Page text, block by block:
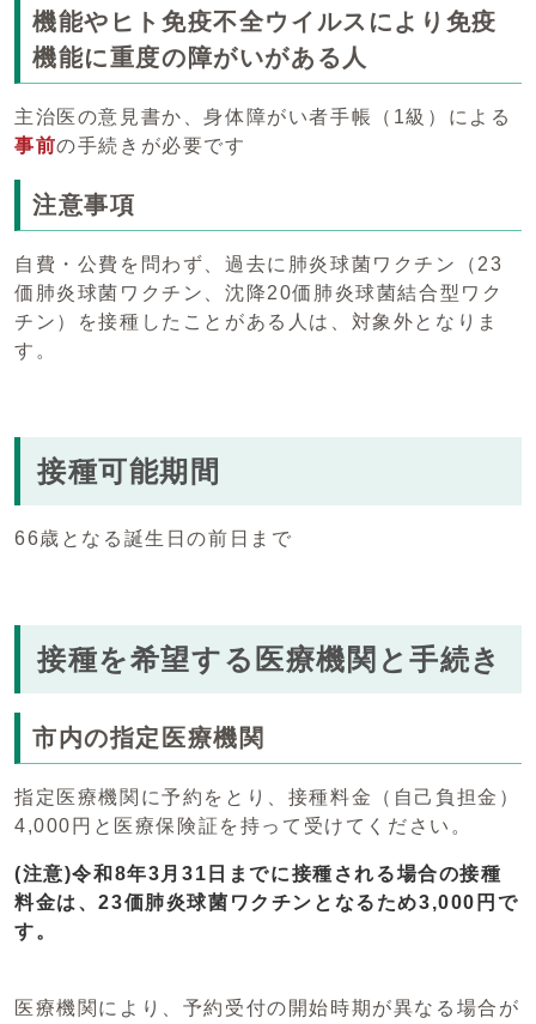
機能やヒト免疫不全ウイルスにより免疫
機能に重度の障がいがある人
主治医の意見書か、身体障がい者手帳（1級）による
事前の手続きが必要です
注意事項
自費・公費を問わず、過去に肺炎球菌ワクチン（23
価肺炎球菌ワクチン、沈降20価肺炎球菌結合型ワク
チン）を接種したことがある人は、対象外となりま
す。
接種可能期間
66歳となる誕生日の前日まで
接種を希望する医療機関と手続き
市内の指定医療機関
指定医療機関に予約をとり、接種料金（自己負担金）
4,000円と医療保険証を持って受けてください。
(注意)令和8年3月31日までに接種される場合の接種
料金は、23価肺炎球菌ワクチンとなるため3,000円で
す。
医療機関により、予約受付の開始時期が異なる場合が